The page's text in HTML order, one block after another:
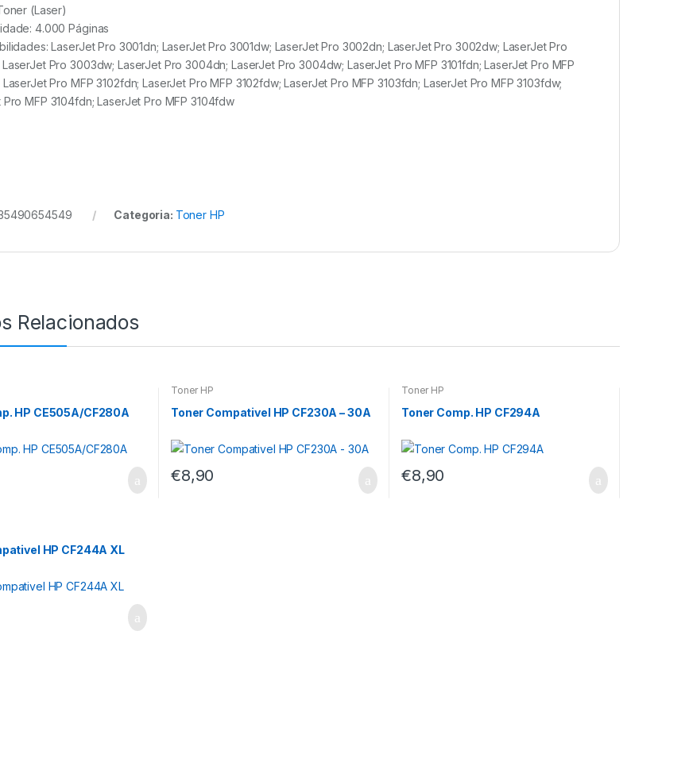
(Laser)
4.000 Páginas
LaserJet Pro 3001dn; LaserJet Pro 3001dw; LaserJet Pro 3002dn; LaserJet Pro 3002dw; LaserJet Pro
Pro 3003dw; LaserJet Pro 3004dn; LaserJet Pro 3004dw; LaserJet Pro MFP 3101fdn; LaserJet Pro MFP
LaserJet Pro MFP 3102fdn; LaserJet Pro MFP 3102fdw; LaserJet Pro MFP 3103fdn; LaserJet Pro MFP 3103fdw;
Pro MFP 3104fdn; LaserJet Pro MFP 3104fdw
Categoria: Toner HP
Relacionados
HP CE505A/CF280A
Toner HP
Toner Compativel HP CF230A – 30A
€8,90
Toner HP
Toner Comp. HP CF294A
€8,90
HP CF244A XL